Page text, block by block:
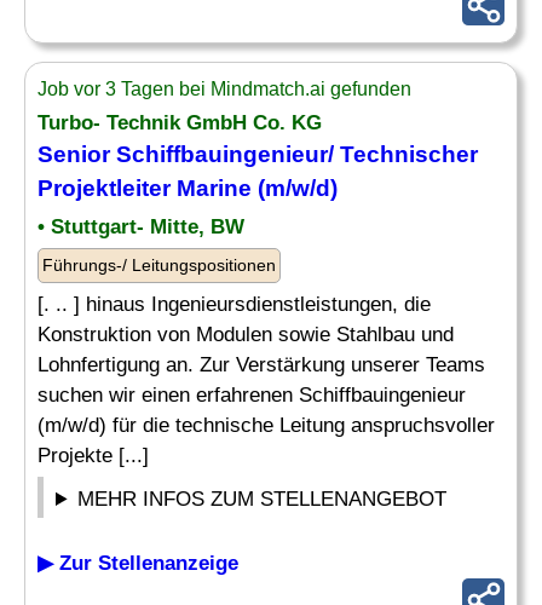
Job vor 3 Tagen bei Mindmatch.ai gefunden
Turbo- Technik GmbH Co. KG
Senior Schiffbauingenieur/ Technischer
Projektleiter Marine (m/w/d)
• Stuttgart- Mitte, BW
Führungs-/ Leitungspositionen
[. .. ] hinaus Ingenieursdienstleistungen, die
Konstruktion von Modulen sowie Stahlbau und
Lohnfertigung an. Zur Verstärkung unserer Teams
suchen wir einen erfahrenen Schiffbauingenieur
(m/w/d) für die technische Leitung anspruchsvoller
Projekte [...]
MEHR INFOS ZUM STELLENANGEBOT
▶ Zur Stellenanzeige